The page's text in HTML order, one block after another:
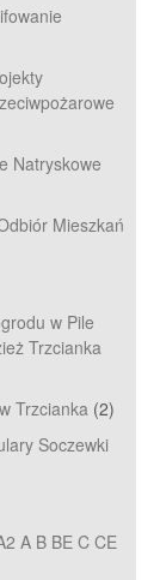
Natryskowe
Mieszkań
w Pile
Trzcianka
Trzcianka (2)
Soczewki
A B BE C CE